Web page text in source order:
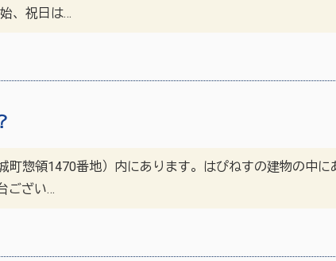
、祝日は…
町惣領1470番地）内にあります。はぴねすの建物の中
ござい…